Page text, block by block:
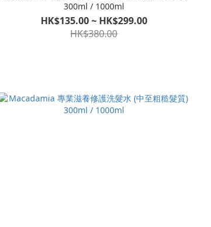
300ml / 1000ml
HK$135.00 ~ HK$299.00
HK$380.00